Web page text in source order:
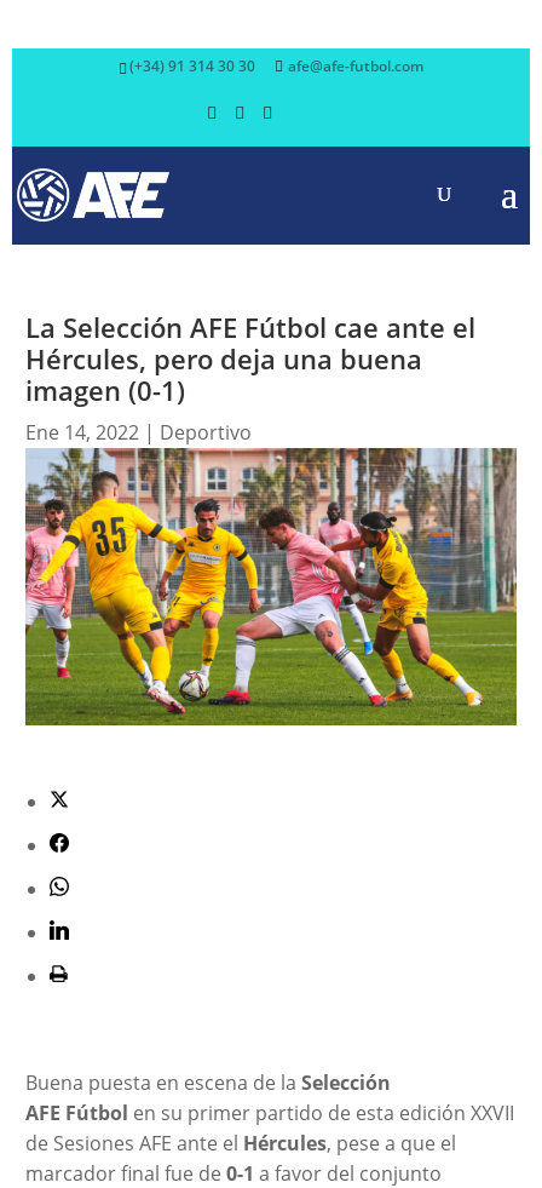
(+34) 91 314 30 30 afe@afe-futbol.com
La Selección AFE Fútbol cae ante el
Hércules, pero deja una buena
imagen (0-1)
Ene 14, 2022| Deportivo
Buena puesta en escena de la Selección
AFE Fútbol en su primer partido de esta edición XXVII
de Sesiones AFE ante el Hércules, pese a que el
marcador final fue de 0-1 a favor del conjunto